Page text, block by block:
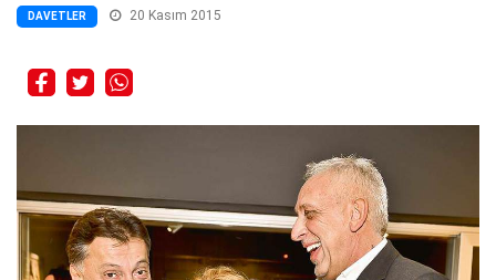
DAVETLER 20 Kasım 2015